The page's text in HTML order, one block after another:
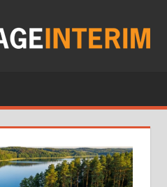
INTERIM